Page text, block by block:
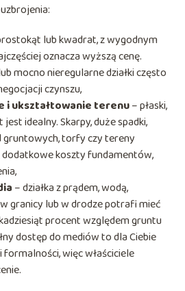
lub kwadrat, z wygodnym
oznacza wyższą cenę.
mocno nieregularne działki często
czynszu,
i ukształtowanie terenu– płaski,
idealny. Skarpy, duże spadki,
torfy czy tereny
dodatkowe koszty fundamentów,
– działka z prądem, wodą,
granicy lub w drodze potrafi mieć
procent względem gruntu
dostęp do mediów to dla Ciebie
formalności, więc właściciele